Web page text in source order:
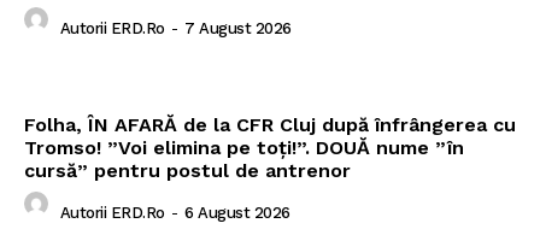
Autorii ERD.ro - 7 August 2026
Folha, ÎN AFARĂ de la CFR Cluj după înfrângerea cu
Tromso! ”Voi elimina pe toți!”. DOUĂ nume ”în
cursă” pentru postul de antrenor
Autorii ERD.ro - 6 August 2026